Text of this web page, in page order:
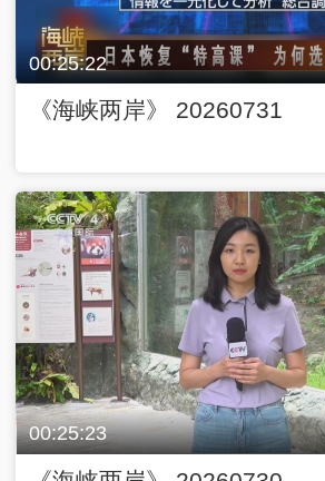
00:25:22
《海峡两岸》 20260731
00:25:23